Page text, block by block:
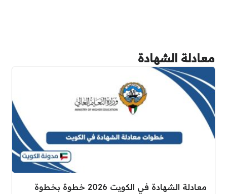
معادلة الشهادة
معادلة الشهادة في الكويت 2026 خطوة بخطوة